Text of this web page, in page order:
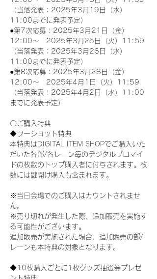
（当落発表：2025年3月19日（水）
11:00までに発表予定）
●第7次応募：2025年3月21日（金）
12:00～　2025年3月25日（火）11:59
（当落発表：2025年3月26日（水）
11:00までに発表予定）
●第8次応募：2025年3月28日（金）
12:00～　2025年4月1日（火）11:59
（当落発表：2025年4月2日（水）11:00
までに発表予定）
〇ご購入特典
◆ツーショット特典
本特典はDIGITAL ITEM SHOPでご購入いた
だいた各部/各レーン毎のデジタルブロマイ
ドの枚数のトップ購入者に付与されます。枚
数には鍵開け購入も含まれます。
※当日会場でのご購入はカウントされませ
ん。
※売り切れが発生した際、追加販売を実施す
る可能性がございます。
追加販売が実施された場合、追加販売の部/
レーンも本特典の対象となります。
◆10枚購入ごとに1枚グッズ抽選券プレゼ